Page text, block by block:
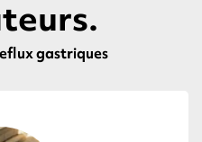
gastriques